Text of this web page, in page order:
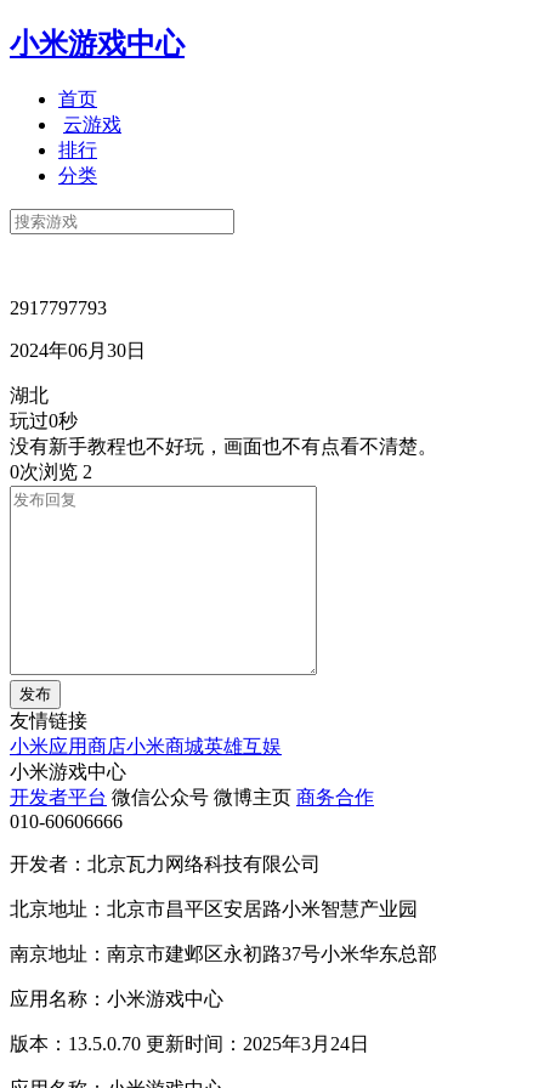
小米游戏中心
首页
云游戏
排行
分类
2917797793
2024年06月30日
湖北
玩过0秒
没有新手教程也不好玩，画面也不有点看不清楚。
0次浏览 2
发布
友情链接
小米应用商店小米商城英雄互娱
小米游戏中心
开发者平台 微信公众号 微博主页 商务合作
010-60606666
开发者：北京瓦力网络科技有限公司
北京地址：北京市昌平区安居路小米智慧产业园
南京地址：南京市建邺区永初路37号小米华东总部
应用名称：小米游戏中心
版本：13.5.0.70 更新时间：2025年3月24日